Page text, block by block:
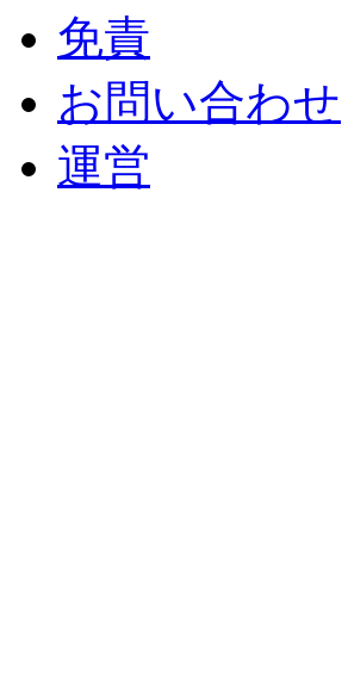
免責
お問い合わせ
運営